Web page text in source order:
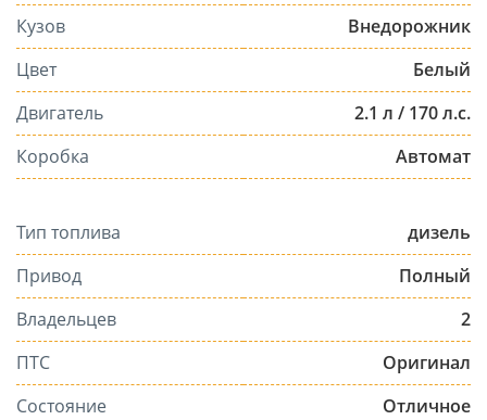
Кузов
Внедорожник
Цвет
Белый
Двигатель
2.1 л / 170 л.с.
Коробка
Автомат
Тип топлива
дизель
Привод
Полный
Владельцев
2
ПТС
Оригинал
Состояние
Отличное